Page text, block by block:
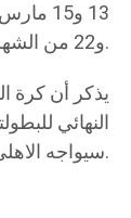
و22 من الشهر ذاته.
يذكر أن كرة
النهائي
سيواجه الاهلي المصري في رابطة الابطال.